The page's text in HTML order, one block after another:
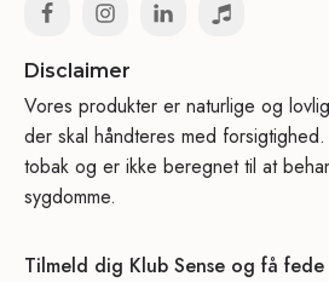
Disclaimer
Vores produkter er naturlige og
der skal håndteres med
tobak og er ikke beregnet til at
sygdomme.
Tilmeld dig Klub Sense og få